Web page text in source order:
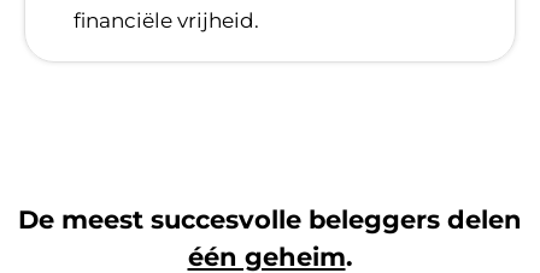
financiële vrijheid.
De meest succesvolle beleggers delen
één geheim.